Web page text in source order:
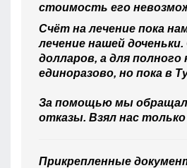
стоимость его
Счёт на лечение пока
лечение нашей
долларов, а для
единоразово, но пока в
За помощью мы
отказы. Взял нас
Прикрепленные